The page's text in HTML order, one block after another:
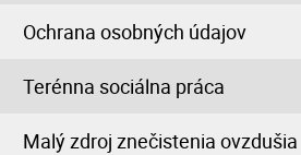
Ochrana osobných údajov
Terénna sociálna práca
Malý zdroj znečistenia ovzdušia